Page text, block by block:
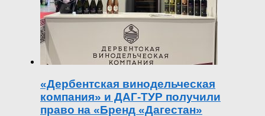
«Дербентская винодельческая
компания» и ДАГ-ТУР получили
право на «Бренд «Дагестан»